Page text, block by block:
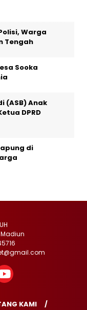
Warga
Tengah
Sooka
(ASB) Anak
DPRD
di
KAMI